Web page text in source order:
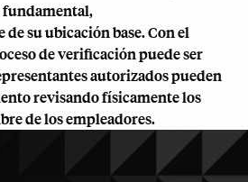
fundamental,
su ubicación base. Con el
de verificación puede ser
autorizados pueden
revisando físicamente los
de los empleadores.